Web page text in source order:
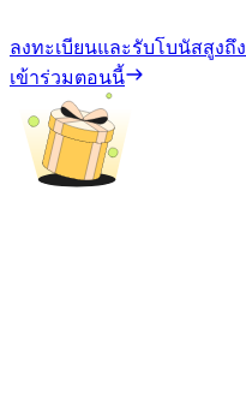
ลงทะเบียนและรับโบนัสสูงถึง
เข้าร่วมตอนนี้